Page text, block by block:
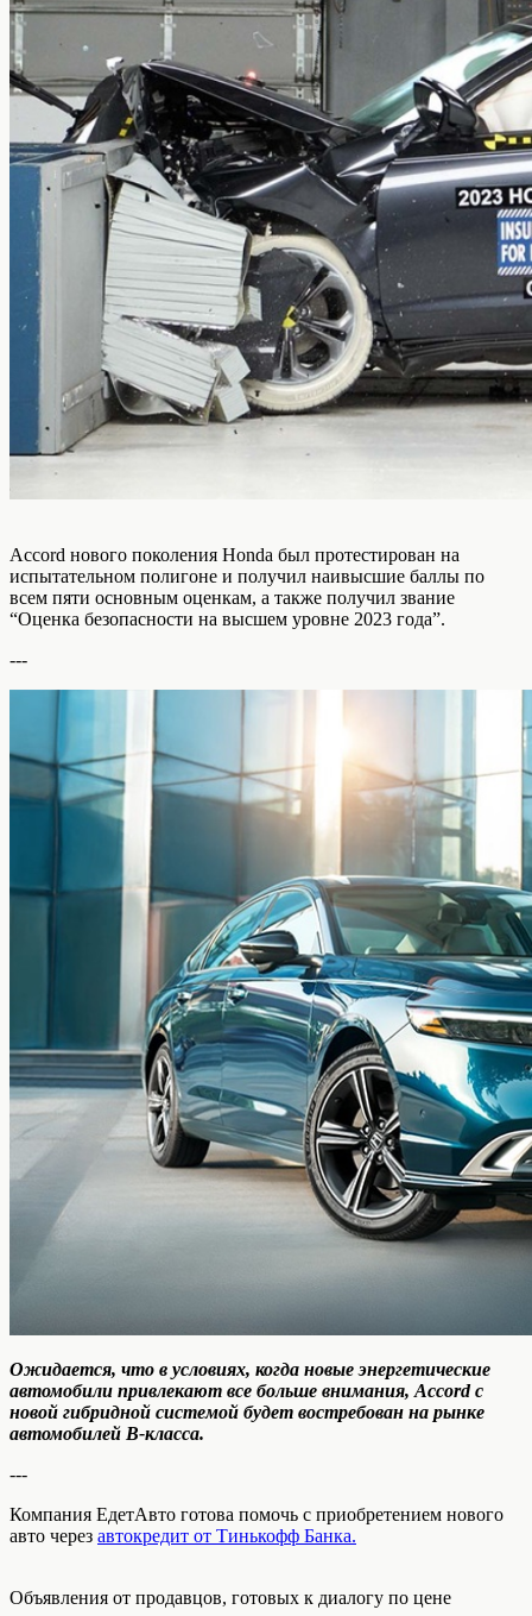
Accord нового поколения Honda был протестирован на
испытательном полигоне и получил наивысшие баллы по
всем пяти основным оценкам, а также получил звание
“Оценка безопасности на высшем уровне 2023 года”.
---
Ожидается, что в условиях, когда новые энергетические
автомобили привлекают все больше внимания, Accord с
новой гибридной системой будет востребован на рынке
автомобилей B-класса.
---
Компания ЕдетАвто готова помочь с приобретением нового
авто через автокредит от Тинькофф Банка.
Объявления от продавцов, готовых к диалогу по цене